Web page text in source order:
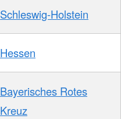
Schleswig-Holstein
Hessen
Bayerisches Rotes
Kreuz